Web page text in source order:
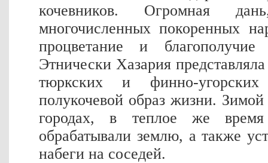
кочевников. Огромная
многочисленных покоренных
процветание и благополучие
Этнически Хазария
тюркских и финно-
полукочевой образ жизни.
городах, в теплое же
обрабатывали землю, а также
набеги на соседей.